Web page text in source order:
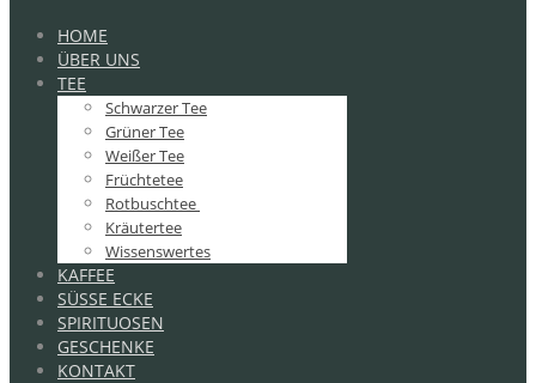
HOME
ÜBER UNS
TEE
Schwarzer Tee
Grüner Tee
Weißer Tee
Früchtetee
Rotbuschtee
Kräutertee
Wissenswertes
KAFFEE
SÜSSE ECKE
SPIRITUOSEN
GESCHENKE
KONTAKT